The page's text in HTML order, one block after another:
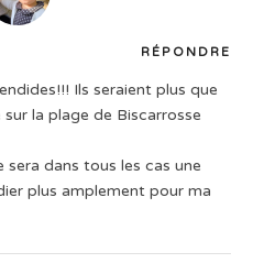
RÉPONDRE
Ils seraient plus que
la plage de Biscarrosse
dans tous les cas une
plus amplement pour ma